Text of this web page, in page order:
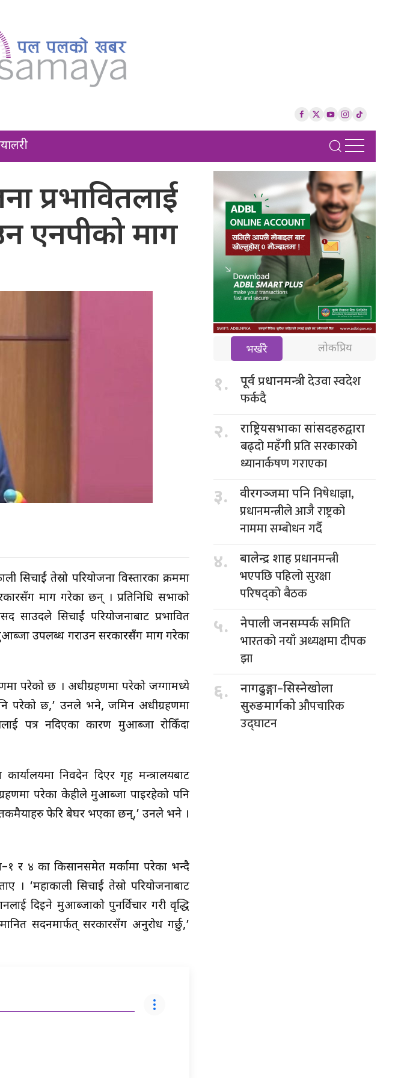
प्रभावितलाई
एनपीको माग
सिचाईं तेस्रो परियोजना विस्तारका क्रममा
माग गरेका छन् । प्रतिनिधि सभाको
साउदले सिचाईं परियोजनाबाट प्रभावित
उपलब्ध गराउन सरकारसँग माग गरेका
परेको छ । अधीग्रहणमा परेको जग्गामध्ये
परेको छ,’ उनले भने, जमिन अधीग्रहणमा
पत्र नदिएका कारण मुआब्जा रोकिँदा
निवदेन दिएर गृह मन्त्रालयबाट
परेका केहीले मुआब्जा पाइरहेको पनि
फेरि बेघर भएका छन्,’ उनले भने ।
र ४ का किसानसमेत मर्कामा परेका भन्दै
। ‘महाकाली सिचाईं तेस्रो परियोजनाबाट
दिइने मुआब्जाको पुनर्विचार गरी वृद्धि
सदनमार्फत् सरकारसँग अनुरोध गर्छु,’
भर्खरै लोकप्रिय
१. पूर्व प्रधानमन्त्रीदेउवा स्वदेश
फर्कदै
२. राष्ट्रियसभाका सांसदहरुद्वारा
बढ्दो महँगी प्रति सरकारको
ध्यानार्कषण गराएका
३. वीरगञ्जमा पनिनिषेधाज्ञा,
प्रधानमन्त्रीले आजै राष्ट्रको
नाममा सम्बोधन गर्दै
४. बालेन्द्र शाहप्रधानमन्त्री
भएपछि पहिलो सुरक्षा
परिषद्को बैठक
५. नेपाली जनसम्पर्कसमिति
भारतको नयाँ अध्यक्षमा दीपक
झा
६.
नागढुङ्गा–सिस्नेखोला
सुरुङमार्गकोऔपचारिक
उद्घाटन